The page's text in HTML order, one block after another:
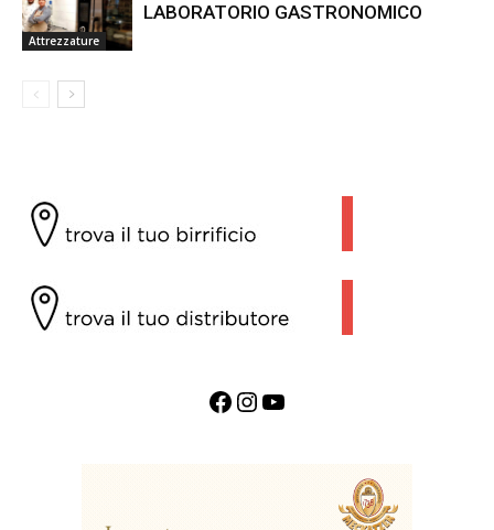
Attrezzature
LABORATORIO GASTRONOMICO
Facebook InstagramYouTube